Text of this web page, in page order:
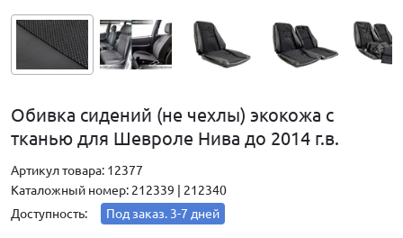
Обивка сидений (не чехлы) экокожа с
тканью для Шевроле Нива до 2014 г.в.
Артикул товара: 12377
Каталожный номер: 212339 | 212340
Доступность:
Под заказ. 3-7 дней